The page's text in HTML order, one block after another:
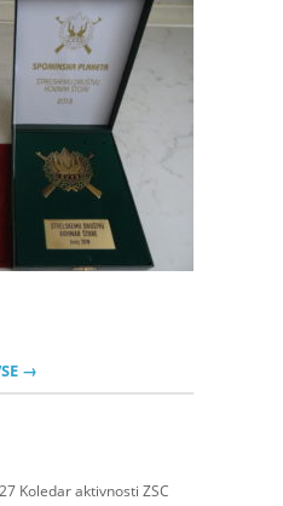
→
Koledar aktivnosti ZSC